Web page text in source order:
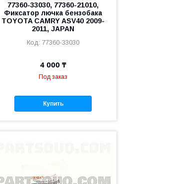
77360-33030, 77360-21010,
Фиксатор лючка бензобака
TOYOTA CAMRY ASV40 2009-
2011, JAPAN
77360-33030
4 000 ₸
Под заказ
Купить